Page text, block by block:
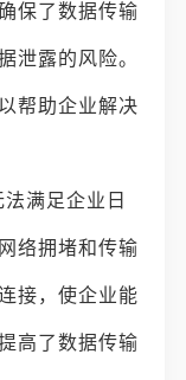
保了数据传输
泄露的风险。
帮助企业解决
满足企业日
络拥堵和传输
接，使企业能
高了数据传输